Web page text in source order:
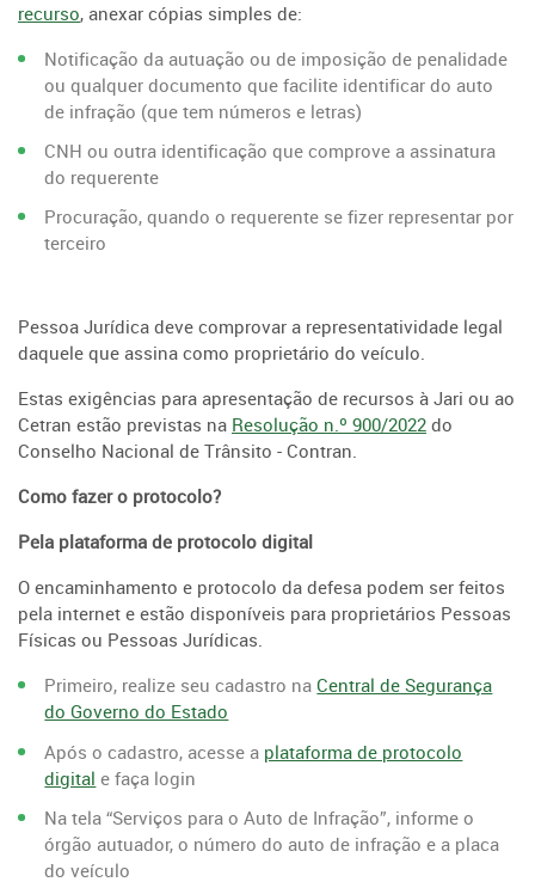
recurso, anexar cópias simples de:
Notificação da autuação ou de imposição de penalidade
ou qualquer documento que facilite identificar do auto
de infração (que tem números e letras)
CNH ou outra identificação que comprove a assinatura
do requerente
Procuração, quando o requerente se fizer representar por
terceiro
Pessoa Jurídica deve comprovar a representatividade legal
daquele que assina como proprietário do veículo.
Estas exigências para apresentação de recursos à Jari ou ao
Cetran estão previstas na Resolução n.º 900/2022 do
Conselho Nacional de Trânsito - Contran.
Como fazer o protocolo?
Pela plataforma de protocolo digital
O encaminhamento e protocolo da defesa podem ser feitos
pela internet e estão disponíveis para proprietários Pessoas
Físicas ou Pessoas Jurídicas.
Primeiro, realize seu cadastro naCentral de Segurança
do Governo do Estado
Após o cadastro, acesse a plataforma de protocolo
digital e faça login
Na tela “Serviços para o Auto de Infração”, informe o
órgão autuador, o número do auto de infração e a placa
do veículo